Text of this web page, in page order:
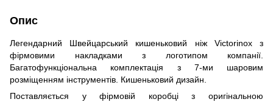
Опис
Легендарний Швейцарський кишеньковий ніж Victorinox з
фірмовими накладками з логотипом компанії.
Багатофункціональна комплектація з 7-ми шаровим
розміщенням інструментів. Кишеньковий дизайн.
Поставляється у фірмовій коробці з оригінальною